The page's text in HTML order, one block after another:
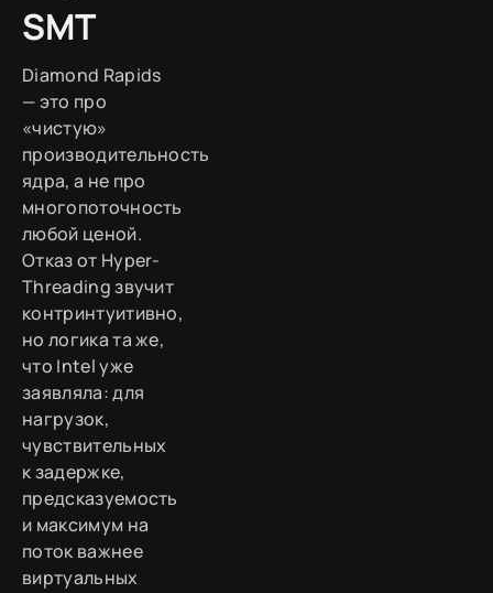
SMT
Diamond Rapids
— это про
«чистую»
производительность
ядра, а не про
многопоточность
любой ценой.
Отказ от Hyper-
Threading звучит
контринтуитивно,
но логика та же,
что Intel уже
заявляла: для
нагрузок,
чувствительных
к задержке,
предсказуемость
и максимум на
поток важнее
виртуальных